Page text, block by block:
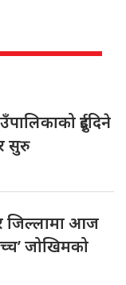
दुईदिने
सुरु
जिल्लामा आज
जोखिमको